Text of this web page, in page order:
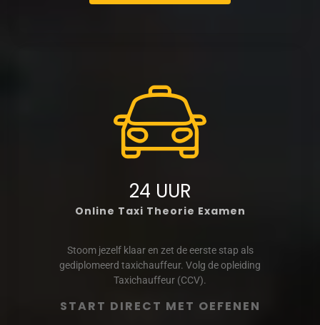
24 UUR
Online Taxi Theorie Examen
Stoom jezelf klaar en zet de eerste stap als
gediplomeerd taxichauffeur. Volg de opleiding
Taxichauffeur (CCV).
START DIRECT MET OEFENEN